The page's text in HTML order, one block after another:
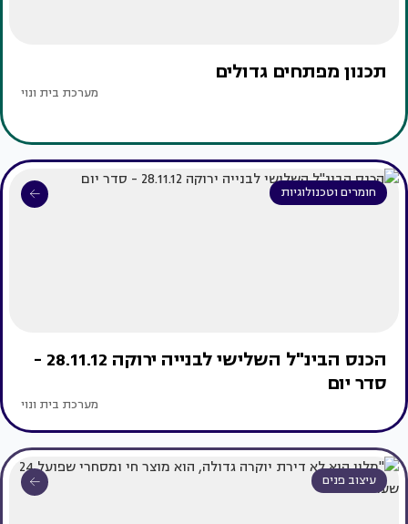
תכנון מפתחים גדולים
מערכת בית ונוי
חומרים וטכנולוגיות
הכנס הבינ"ל השלישי לבנייה ירוקה 28.11.12 -
סדר יום
מערכת בית ונוי
עיצוב פנים